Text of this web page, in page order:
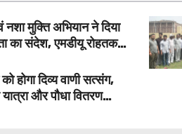
नशा मुक्ति अभियान ने दिया
का संदेश, एमडीयू रोहतक में
संकल्प
होगा दिव्य वाणी सत्संग,
और पौधा वितरण